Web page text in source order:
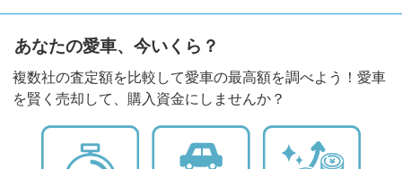
あなたの愛車、今いくら？
複数社の査定額を比較して愛車の最高額を調べよう！愛車
を賢く売却して、購入資金にしませんか？